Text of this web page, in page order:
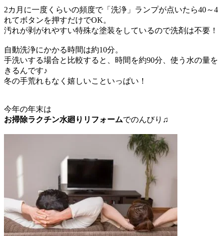
2カ月に一度くらいの頻度で「洗浄」ランプが点いたら40～
れてボタンを押すだけでOK。
汚れが剥がれやすい特殊な塗装をしているので洗剤は不要！
自動洗浄にかかる時間は約10分。
手洗いする場合と比較すると、時間を約90分、使う水の量を
きるんです♪
冬の手荒れもなく嬉しいこといっぱい！
今年の年末は
お掃除ラクチン水廻りリフォームでのんびり♫